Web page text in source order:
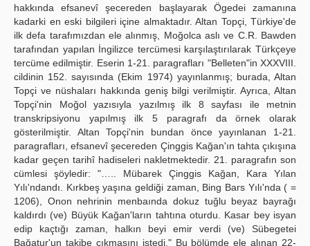
İletişim
hakkında efsanevî şecereden başlayarak Ögedei zamanına
kadarki en eski bilgileri içine almaktadır. Altan Topçi, Türkiye'de
ilk defa tarafımızdan ele alınmış, Moğolca aslı ve C.R. Bawden
tarafından yapılan İngilizce tercümesi karşılaştırılarak Türkçeye
tercüme edilmiştir. Eserin 1-21. paragrafları "Belleten"in XXXVIII.
cildinin 152. sayısında (Ekim 1974) yayınlanmış; burada, Altan
Topçi ve nüshaları hakkında geniş bilgi verilmiştir. Ayrıca, Altan
Topçi'nin Moğol yazısıyla yazılmış ilk 8 sayfası ile metnin
transkripsiyonu yapılmış ilk 5 paragrafı da örnek olarak
gösterilmiştir. Altan Topçi'nin bundan önce yayınlanan 1-21.
paragrafları, efsanevî şecereden Çinggis Kağan'ın tahta çıkışına
kadar geçen tarihî hadiseleri nakletmektedir. 21. paragrafın son
cümlesi şöyledir: "….. Mübarek Çinggis Kağan, Kara Yılan
Yılı'ndandı. Kırkbeş yaşına geldiği zaman, Bing Bars Yılı'nda ( =
1206), Onon nehrinin menbaında dokuz tuğlu beyaz bayrağı
kaldırdı (ve) Büyük Kağan'ların tahtına oturdu. Kasar bey isyan
edip kaçtığı zaman, halkın beyi emir verdi (ve) Sübegetei
Bağatur'un takibe çıkmasını istedi." Bu bölümde ele alınan 22-